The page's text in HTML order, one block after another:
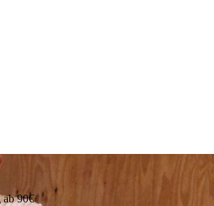
ab 90€